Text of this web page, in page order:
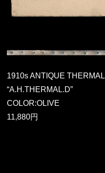
1910s ANTIQUE THERMAL
“A.H.THERMAL.D”
COLOR:OLIVE
11,880円